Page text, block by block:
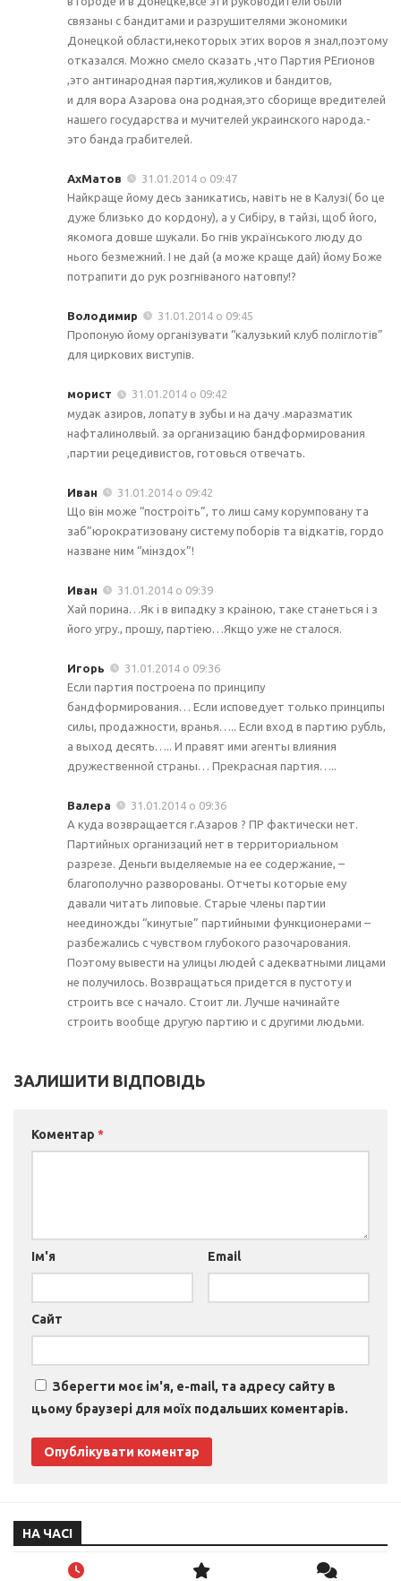
связаны с бандитами и разрушителями экономики
Донецкой области,некоторых этих воров я знал,поэтому
отказался. Можно смело сказать ,что Партия РЕгионов
,это антинародная партия,жуликов и бандитов,
и для вора Азарова она родная,это сборище вредителей
нашего государства и мучителей украинского народа.-
это банда грабителей.
АхМатов
31.01.2014 о 09:47
Найкраще йому десь заникатись, навіть не в Калузі( бо це
дуже близько до кордону), а у Сибіру, в тайзі, щоб його,
якомога довше шукали. Бо гнів українського люду до
нього безмежний. І не дай (а може краще дай) йому Боже
потрапити до рук розгніваного натовпу!?
Володимир
31.01.2014 о 09:45
Пропоную йому організувати “калузький клуб поліглотів”
для циркових виступів.
морист
31.01.2014 о 09:42
мудак азиров, лопату в зубы и на дачу .маразматик
нафталинолвый. за организацию бандформирования
,партии рецедивистов, готовься отвечать.
Иван
31.01.2014 о 09:42
Що вiн може “построiть”, то лиш саму корумповану та
заб”юрократизовану систему поборiв та вiдкатiв, гордо
назване ним “мiнздох”!
Иван
31.01.2014 о 09:39
Хай порина…Як i в випадку з краiною, таке станеться i з
його угру., прошу, партiею…Якщо уже не сталося.
Игорь
31.01.2014 о 09:36
Если партия построена по принципу
бандформирования… Если исповедует только принципы
силы, продажности, вранья….. Если вход в партию рубль,
а выход десять….. И правят ими агенты влияния
дружественной страны… Прекрасная партия…..
Валера
31.01.2014 о 09:36
А куда возвращается г.Азаров ? ПР фактически нет.
Партийных организаций нет в территориальном
разрезе. Деньги выделяемые на ее содержание, –
благополучно разворованы. Отчеты которые ему
давали читать липовые. Старые члены партии
неединожды “кинутые” партийными функционерами –
разбежались с чувством глубокого разочарования.
Поэтому вывести на улицы людей с адекватными лицами
не получилось. Возвращаться придется в пустоту и
строить все с начало. Стоит ли. Лучше начинайте
строить вообще другую партию и с другими людьми.
ЗАЛИШИТИ ВІДПОВІДЬ
Коментар *
Ім'я Email
Сайт
Зберегти моє ім'я, e-mail, та адресу сайту в
цьому браузері для моїх подальших коментарів.
НА ЧАСІ